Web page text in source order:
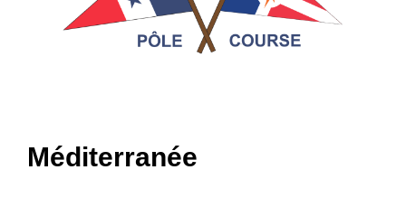
Méditerranée